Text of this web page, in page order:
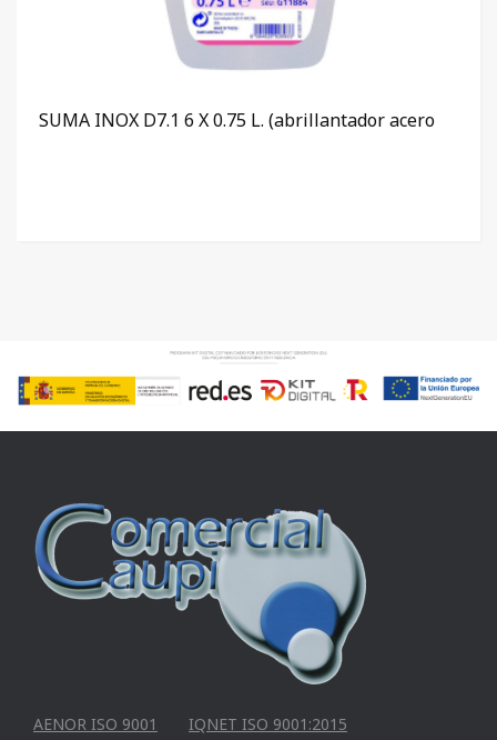
SUMA INOX D7.1 6 X 0.75 L. (abrillantador acero
AENOR ISO 9001 IQNET ISO 9001:2015